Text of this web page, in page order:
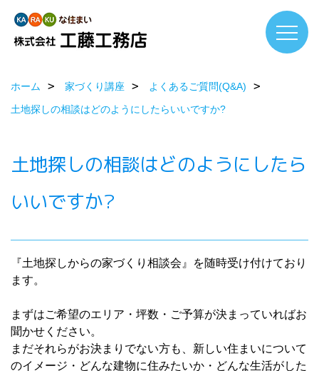
ホーム 家づくり講座
よくあるご質問(Q&A)
土地探しの相談はどのようにしたらいいですか?
土地探しの相談はどのようにしたら
いいですか?
『土地探しからの家づくり相談会』を随時受け付けており
ます。
まずはご希望のエリア・坪数・ご予算が決まっていればお
聞かせください。
まだそれらがお決まりでない方も、新しい住まいについて
のイメージ・どんな建物に住みたいか・どんな生活がした